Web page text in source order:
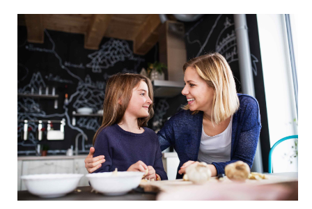
PARA PROFESIONALES
CUPONES
DONDE COMPRAR
MX (ES)
SUSCRÍBASE